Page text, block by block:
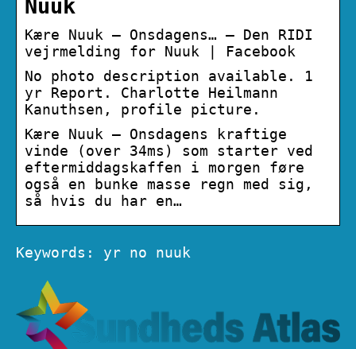
Nuuk
Kære Nuuk – Onsdagens… – Den RIDI
vejrmelding for Nuuk | Facebook
No photo description available. 1
yr Report. Charlotte Heilmann
Kanuthsen, profile picture.
Kære Nuuk – Onsdagens kraftige
vinde (over 34ms) som starter ved
eftermiddagskaffen i morgen føre
også en bunke masse regn med sig,
så hvis du har en…
Keywords: yr no nuuk